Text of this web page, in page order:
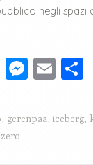
negli spazi
W
at
s
M
ss
E
ai
C
, gerenpaa, iceberg,
zero